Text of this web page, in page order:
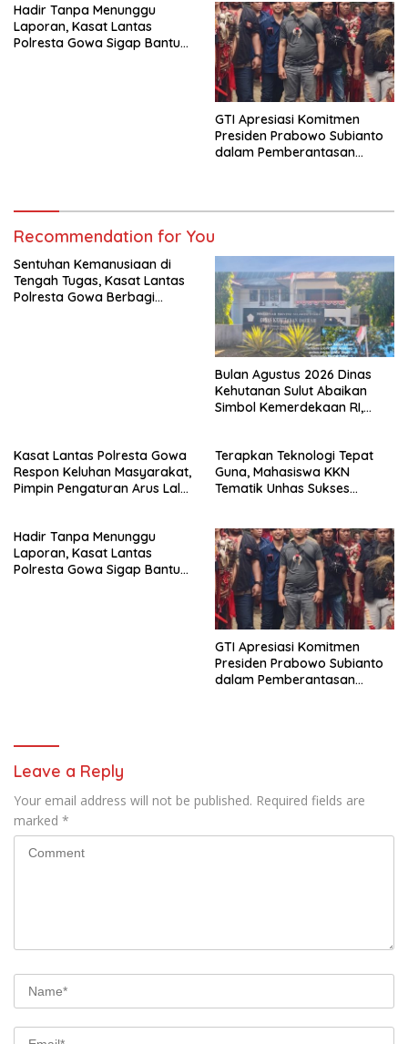
Jadi Pupuk Cair
Hadir Tanpa Menunggu
Laporan, Kasat Lantas
Polresta Gowa Sigap Bantu
GTI Apresiasi Komitmen
Presiden Prabowo Subianto
dalam Pemberantasan
Recommendation for You
Sentuhan Kemanusiaan di
Tengah Tugas, Kasat Lantas
Polresta Gowa Berbagi
Bulan Agustus 2026 Dinas
Kehutanan Sulut Abaikan
Simbol Kemerdekaan RI,
Kasat Lantas Polresta Gowa
Respon Keluhan Masyarakat,
Pimpin Pengaturan Arus Lalu
Terapkan Teknologi Tepat
Guna, Mahasiswa KKN
Tematik Unhas Sukses
Jadi Pupuk Cair
Hadir Tanpa Menunggu
Laporan, Kasat Lantas
Polresta Gowa Sigap Bantu
GTI Apresiasi Komitmen
Presiden Prabowo Subianto
dalam Pemberantasan
Leave a Reply
Your email address will not be published. Required fields are
marked *